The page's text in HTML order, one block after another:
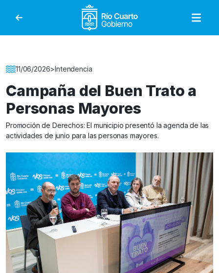
Gobierno de Río
Detalle de la Noticia
11/06/2026>Intendencia
Campaña del Buen Trato a
Personas Mayores
Promoción de Derechos: El municipio presentó la agenda de las
actividades de junio para las personas mayores.